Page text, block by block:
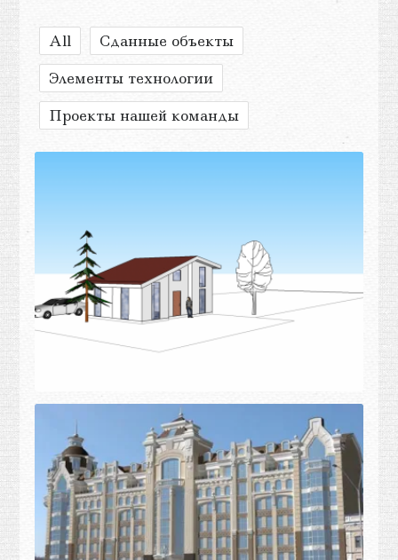
All
Сданные объекты
Элементы технологии
Проекты нашей команды